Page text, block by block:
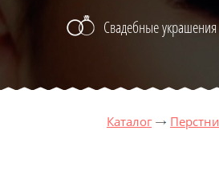
Свадебные украшения
Каталог